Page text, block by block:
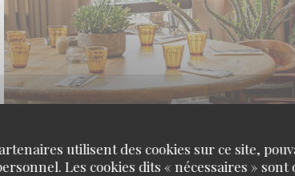
utilisent des cookies sur ce site,
Les cookies dits « nécessaires »